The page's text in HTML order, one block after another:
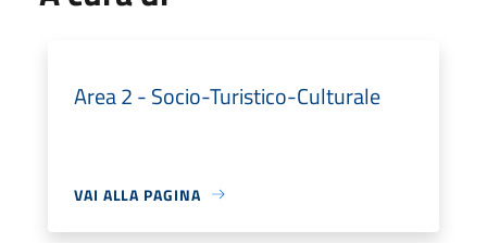
Area 2 - Socio-Turistico-Culturale
VAI ALLA PAGINA